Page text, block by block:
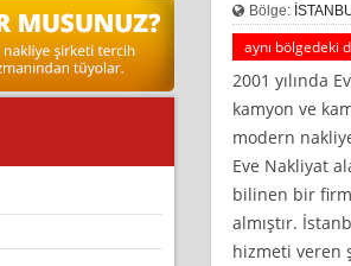
Bölge:
aynı bölgedeki
2001 yılında
kamyon ve
modern
Eve Nakliyat
bilinen bir
almıştır.
hizmeti veren